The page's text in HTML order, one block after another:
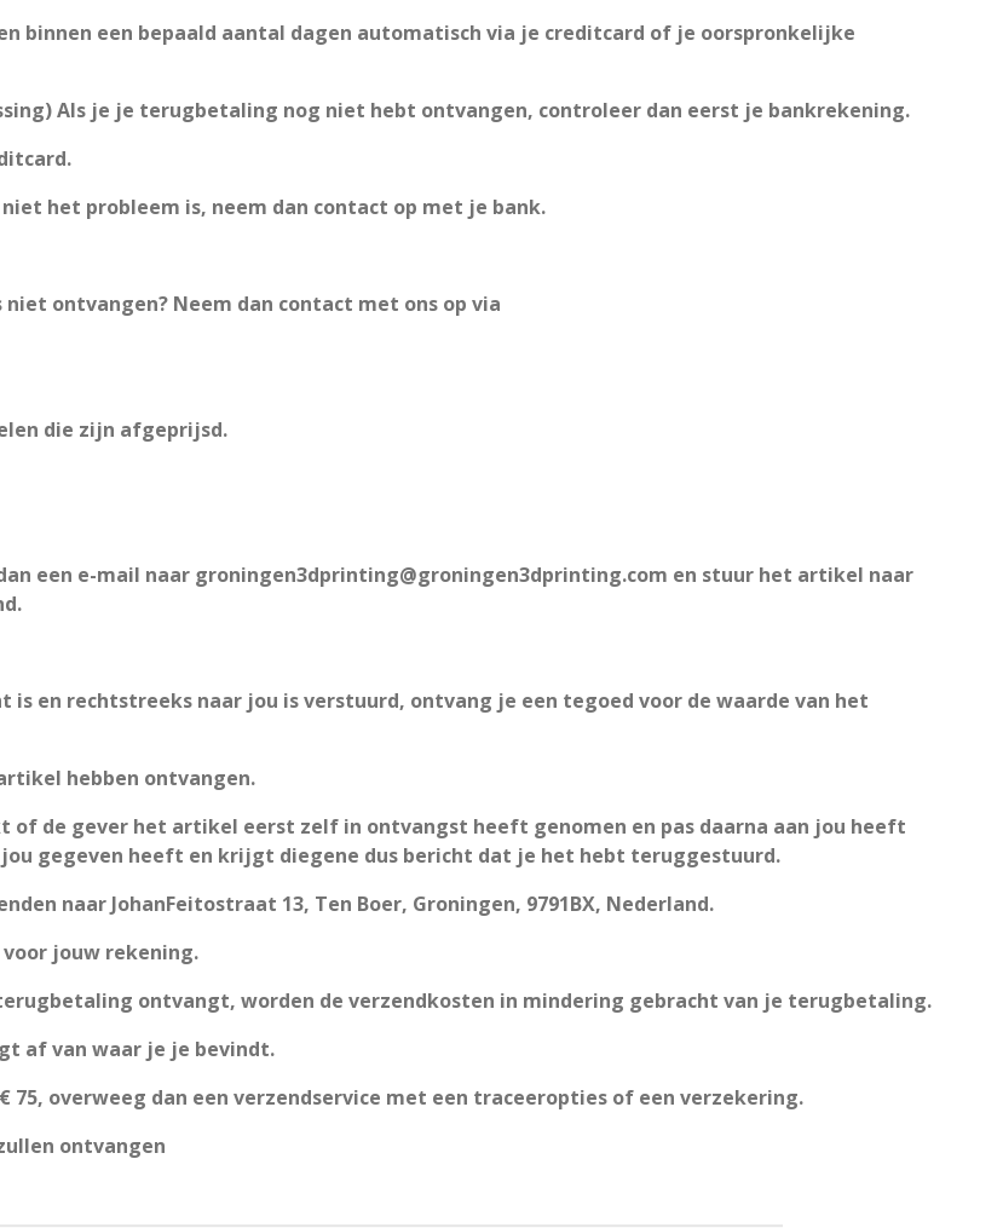
binnen een bepaald aantal dagen automatisch via je creditcard of je oorspronkelijke
Als je je terugbetaling nog niet hebt ontvangen, controleer dan eerst je bankrekening.
het probleem is, neem dan contact op met je bank.
ontvangen? Neem dan contact met ons op via
die zijn afgeprijsd.
een e-mail naar groningen3dprinting@groningen3dprinting.com en stuur het artikel naar
en rechtstreeks naar jou is verstuurd, ontvang je een tegoed voor de waarde van het
hebben ontvangen.
of de gever het artikel eerst zelf in ontvangst heeft genomen en pas daarna aan jou heeft
gegeven heeft en krijgt diegene dus bericht dat je het hebt teruggestuurd.
naar JohanFeitostraat 13, Ten Boer, Groningen, 9791BX, Nederland.
jouw rekening.
ontvangt, worden de verzendkosten in mindering gebracht van je terugbetaling.
af van waar je je bevindt.
overweeg dan een verzendservice met een traceeropties of een verzekering.
ontvangen